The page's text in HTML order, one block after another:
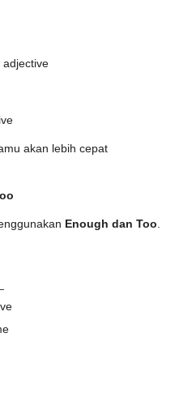
adjective
akan lebih cepat
Enough dan Too.